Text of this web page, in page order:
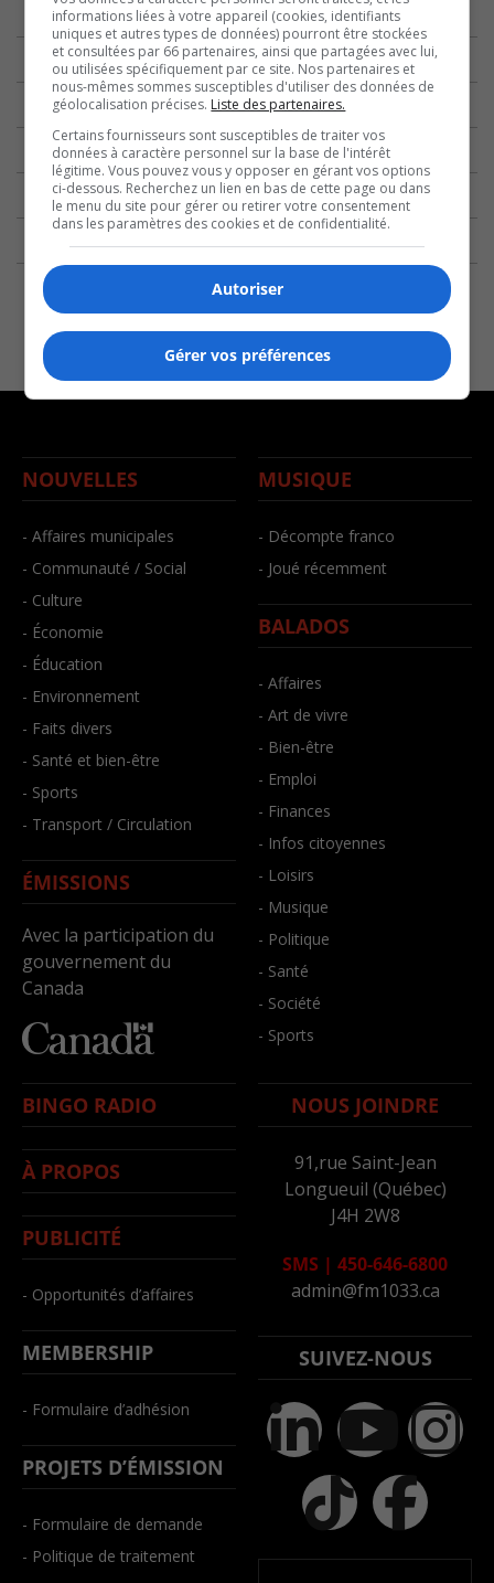
NOUVELLES
- Affaires municipales
- Communauté / Social
- Culture
- Économie
- Éducation
- Environnement
- Faits divers
- Santé et bien-être
- Sports
- Transport / Circulation
ÉMISSIONS
Avec la participation du
gouvernement du
Canada
MUSIQUE
- Décompte franco
- Joué récemment
BALADOS
- Affaires
- Art de vivre
- Bien-être
- Emploi
- Finances
- Infos citoyennes
- Loisirs
- Musique
- Politique
- Santé
- Société
- Sports
BINGO RADIO
À PROPOS
PUBLICITÉ
- Opportunités d’affaires
MEMBERSHIP
- Formulaire d’adhésion
PROJETS D’ÉMISSION
- Formulaire de demande
- Politique de traitement
NOUS JOINDRE
91,rue Saint-Jean
Longueuil (Québec)
J4H 2W8
SMS | 450-646-6800
admin@fm1033.ca
SUIVEZ-NOUS
informations liées à votre appareil (cookies, identifiants
uniques et autres types de données) pourront être stockées
et consultées par 66 partenaires, ainsi que partagées avec lui,
ou utilisées spécifiquement par ce site. Nos partenaires et
nous-mêmes sommes susceptibles d'utiliser des données de
géolocalisation précises. Liste des partenaires.
Certains fournisseurs sont susceptibles de traiter vos
données à caractère personnel sur la base de l'intérêt
légitime. Vous pouvez vous y opposer en gérant vos options
ci-dessous. Recherchez un lien en bas de cette page ou dans
le menu du site pour gérer ou retirer votre consentement
dans les paramètres des cookies et de confidentialité.
Autoriser
Gérer vos préférences